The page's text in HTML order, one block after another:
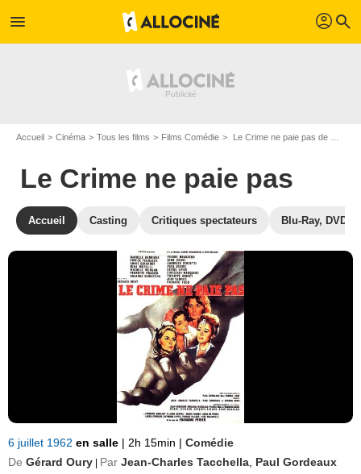
menu profil search
Accueil Cinéma Tous les films Films Comédie Le Crime ne paie pas de Gérard Oury
Le Crime ne paie pas
Accueil Casting Critiques spectateurs Blu-Ray, DVD
6 juillet 1962 en salle | 2h 15min | Comédie
De Gérard Oury Par Jean-Charles Tacchella Paul Gordeaux